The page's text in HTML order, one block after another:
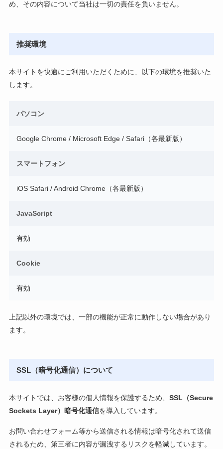
め、その内容について当社は一切の責任を負いません。
推奨環境
本サイトを快適にご利用いただくために、以下の環境を推奨いた
します。
パソコン
Google Chrome / Microsoft Edge / Safari（各最新版）
スマートフォン
iOS Safari / Android Chrome（各最新版）
JavaScript
有効
Cookie
有効
上記以外の環境では、一部の機能が正常に動作しない場合があり
ます。
SSL（暗号化通信）について
本サイトでは、お客様の個人情報を保護するため、 SSL（Secure
Sockets Layer）暗号化通信を導入しています。
お問い合わせフォーム等から送信される情報は暗号化されて送信
されるため、第三者に内容が漏洩するリスクを軽減しています。